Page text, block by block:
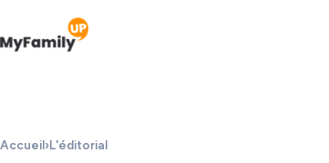
Accueil›L'éditorial